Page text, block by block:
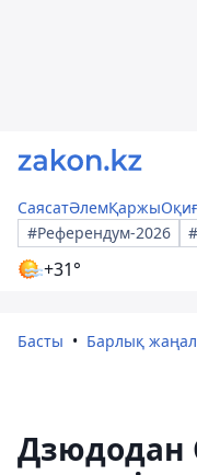
СаясатӘлемҚаржы
#Референдум-2026
+31°
Басты Барлық
Дзюдодан